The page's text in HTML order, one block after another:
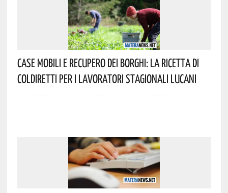
Case Mobili E Recupero Dei Borghi: La Ricetta Di
Coldiretti Per I Lavoratori Stagionali Lucani